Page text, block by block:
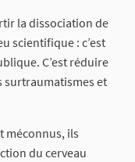
la dissociation de
scientifique : c’est
C’est réduire
surtraumatismes et
méconnus, ils
du cerveau